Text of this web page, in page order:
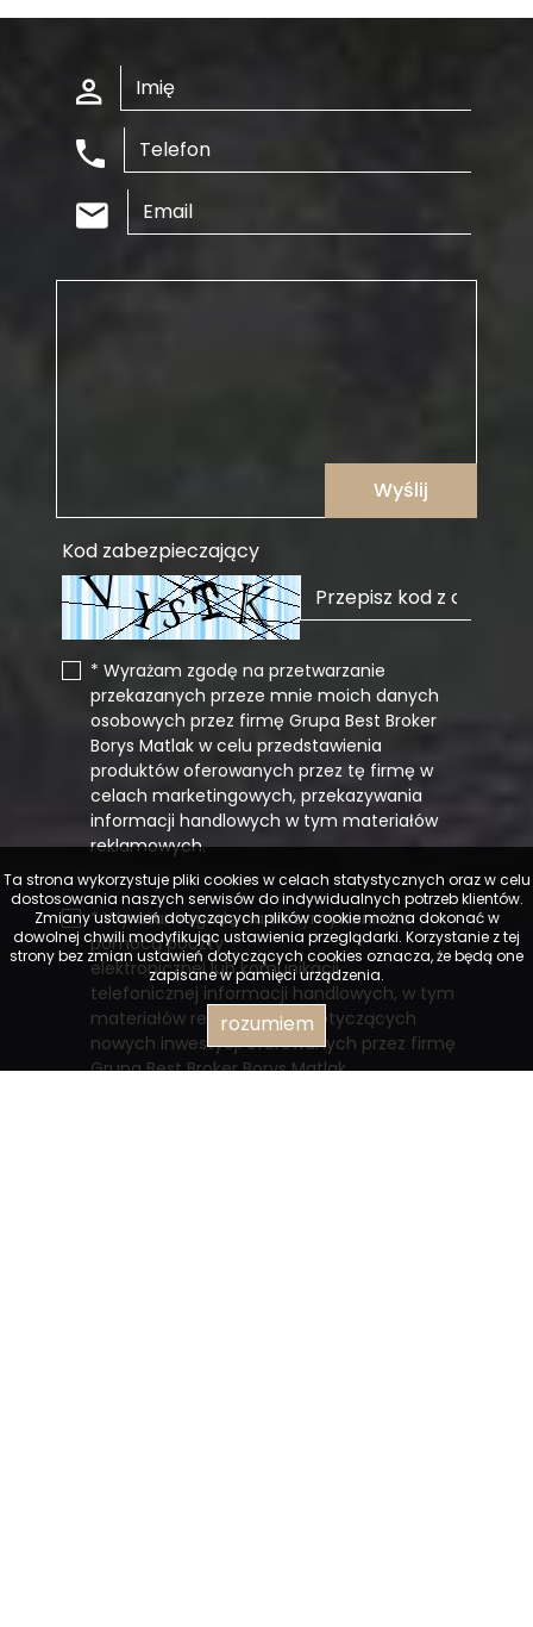
Wyślij
Kod zabezpieczający
* Wyrażam zgodę na przetwarzanie
przekazanych przeze mnie moich danych
osobowych przez firmę Grupa Best Broker
Borys Matlak w celu przedstawienia
produktów oferowanych przez tę firmę w
celach marketingowych, przekazywania
informacji handlowych w tym materiałów
reklamowych.
* Wyrażam zgodę na otrzymywanie za
pomocą poczty
elektronicznej lub komunikacji
telefonicznej informacji handlowych, w tym
materiałów reklamowych dotyczących
nowych inwestycji oferowanych przez firmę
Grupa Best Broker Borys Matlak
Ta strona wykorzystuje pliki cookies w celach statystycznych oraz w celu
dostosowania naszych serwisów do indywidualnych potrzeb klientów.
Zmiany ustawień dotyczących plików cookie można dokonać w
dowolnej chwili modyfikując ustawienia przeglądarki. Korzystanie z tej
strony bez zmian ustawień dotyczących cookies oznacza, że będą one
zapisane w pamięci urządzenia.
rozumiem